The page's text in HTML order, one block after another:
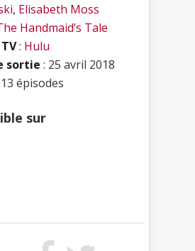
, Elisabeth Moss
Handmaid’s Tale
: Hulu
sortie : 25 avril 2018
épisodes
sur